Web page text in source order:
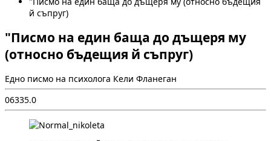
й съпруг)
"Писмо на един баща до дъщеря му
(относно бъдещия й съпруг)
Едно писмо на психолога Кели Фланеган
06335.0